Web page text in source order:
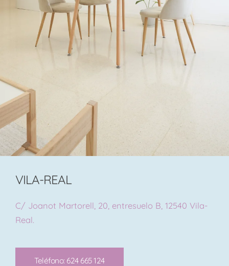
VILA-REAL
C/ Joanot Martorell, 20, entresuelo B, 12540 Vila-
Real.
Teléfono: 624 665 124